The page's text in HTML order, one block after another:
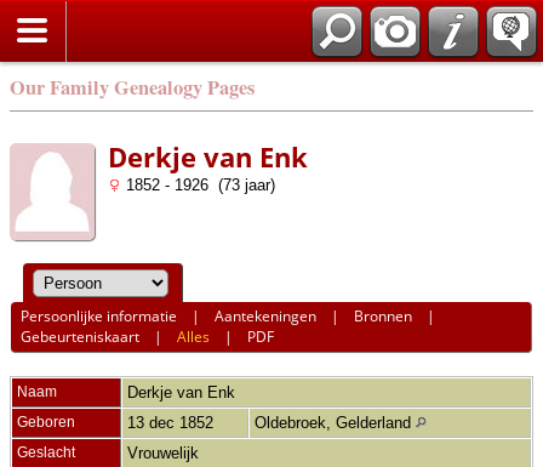
Our Family Genealogy Pages
Derkje van Enk
1852 - 1926 (73 jaar)
Persoonlijke informatie |Aantekeningen | Bronnen |
Gebeurteniskaart |Alles | PDF
Naam Derkje van Enk
Geboren 13 dec 1852 Oldebroek, Gelderland
Geslacht Vrouwelijk